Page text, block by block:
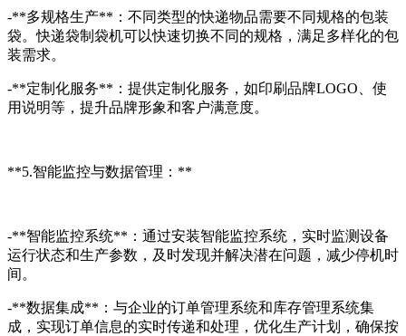
-**多规格生产**：不同类型的快递物品需要不同规格的包装
袋。快递袋制袋机可以快速切换不同的规格，满足多样化的包
装需求。
-**定制化服务**：提供定制化服务，如印刷品牌LOGO、使
用说明等，提升品牌形象和客户满意度。
**5.智能监控与数据管理：**
-**智能监控系统**：通过安装智能监控系统，实时监测设备
运行状态和生产参数，及时发现并解决潜在问题，减少停机时
间。
-**数据集成**：与企业的订单管理系统和库存管理系统集
成，实现订单信息的实时传递和处理，优化生产计划，确保按